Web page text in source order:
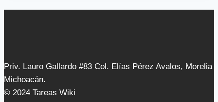
Priv. Lauro Gallardo #83 Col. Elías Pérez Avalos, Morelia
Michoacán.
© 2024 Tareas Wiki